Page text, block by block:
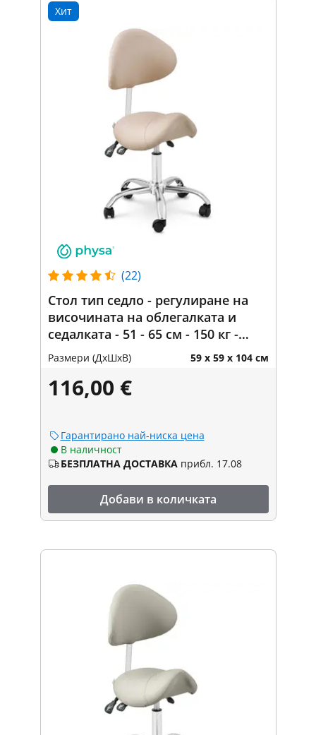
Хит
(22)
Стол тип седло - регулиране на
височината на облегалката и
седалката - 51 - 65 см - 150 кг -
кремаво, сребро
Размери (ДxШxВ) 59 x 59 x 104 см
116,00 €
Гарантирано най-ниска цена
В наличност
БЕЗПЛАТНА ДОСТАВКА прибл. 17.08
Добави в количката